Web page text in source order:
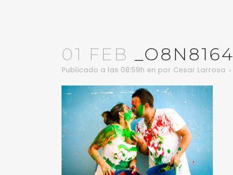
01 FEB _O8N8164
Publicado a las 08:59h en por Cesar Larrosa